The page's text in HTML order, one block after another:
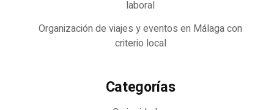
laboral
Organización de viajes y eventos en Málaga con
criterio local
Categorías